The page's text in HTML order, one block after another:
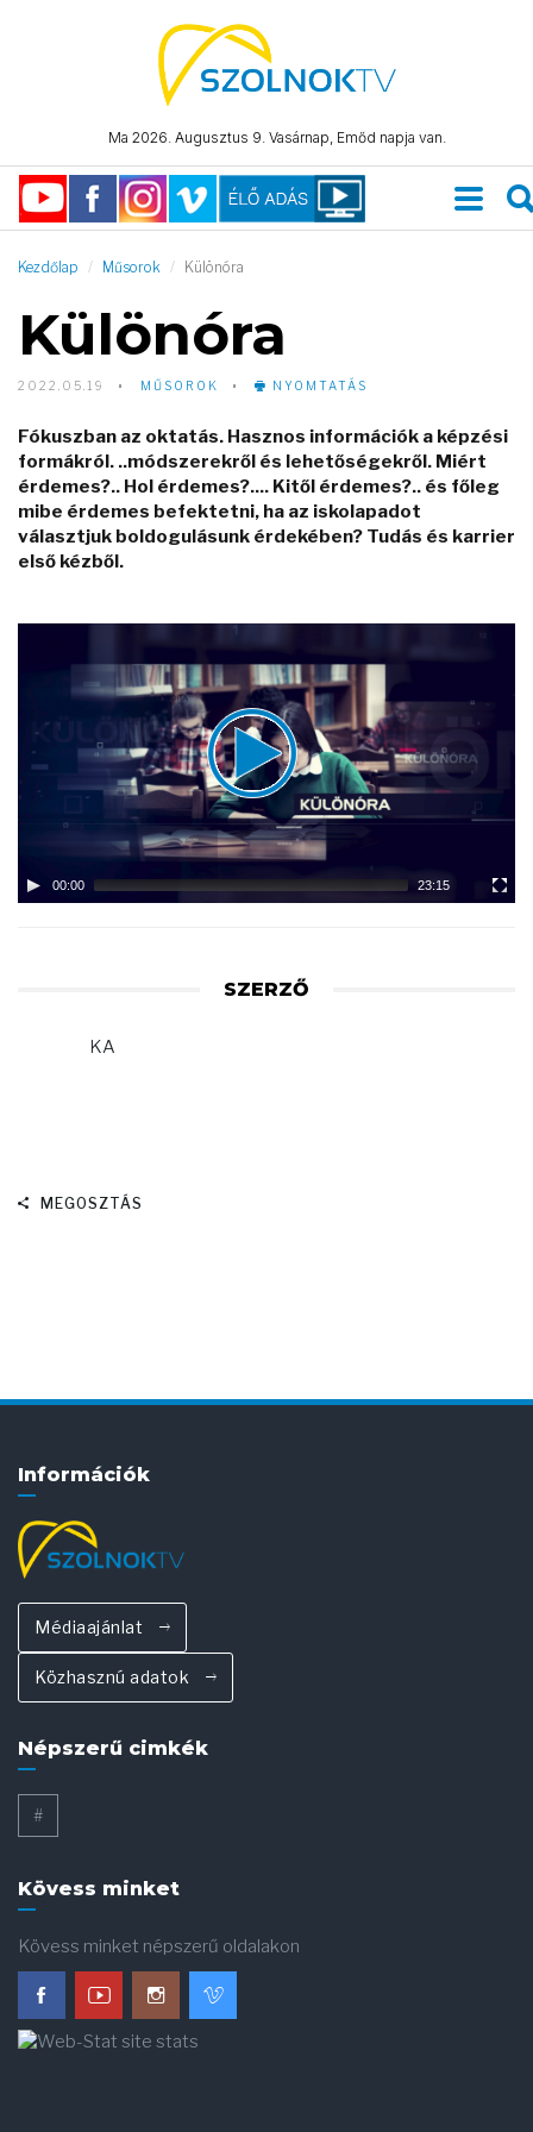
Ma 2026. Augusztus 9. Vasárnap, Emőd napja van.
Kezdőlap Műsorok Különóra
Különóra
2022.05.19 MŰSOROK NYOMTATÁS
Fókuszban az oktatás. Hasznos információk a képzési
formákról. ..módszerekről és lehetőségekről. Miért
érdemes?.. Hol érdemes?.... Kitől érdemes?.. és főleg
mibe érdemes befektetni, ha az iskolapadot
választjuk boldogulásunk érdekében? Tudás és karrier
első kézből.
00:00 23:15
SZERZŐ
KA
MEGOSZTÁS
Információk
Médiaajánlat
Közhasznú adatok
Népszerű cimkék
#
Kövess minket
Kövess minket népszerű oldalakon